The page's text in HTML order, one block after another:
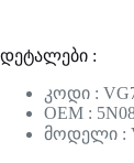
დეტალები :
კოდი :
OEM :
მოდელი :